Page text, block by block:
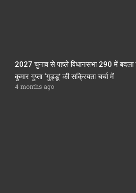
2027 चुनाव से पहले विधानसभा 290 में बदला
कुमार गुप्ता ‘गुड्डू’ की सक्रियता चर्चा में
4 months ago